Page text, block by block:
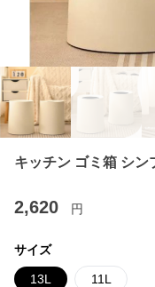
キッチン ゴミ箱 シ
2,620 円
サイズ
13L 11L